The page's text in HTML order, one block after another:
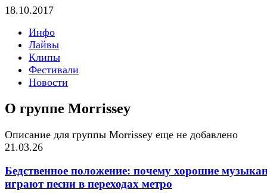
18.10.2017
Инфо
Лайвы
Клипы
Фестивали
Новости
О группе Morrissey
Описание для группы Morrissey еще не добавлено
21.03.26
Бедственное положение: почему хорошие
играют песни в переходах метро